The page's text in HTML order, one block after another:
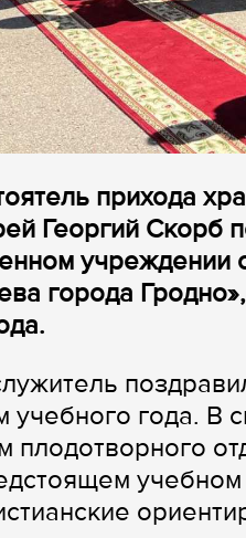
прихода
Георгий Скорб
города
учебного года. В
плодотворного
учебном